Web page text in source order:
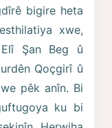
bigire heta
xwe,
Şan Beg û
Qoçgirî û
pêk anîn. Bi
ku bi